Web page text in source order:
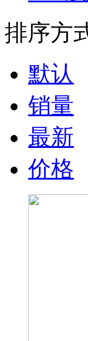
排序方
默认
销量
最新
价格